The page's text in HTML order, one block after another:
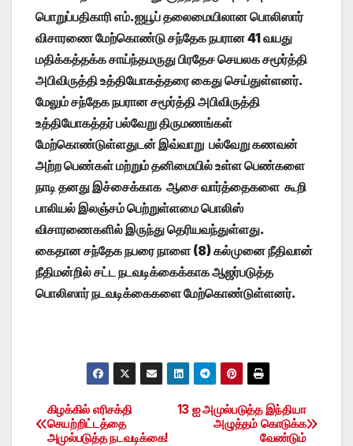
பொறுப்பதிகாரி எம்.ஐயூப் தலைமையிலான பொலிஸார்
விசாரணை மேற்கொண்டு சந்தேக நபரான 41 வயது
மதிக்கத்தக்க சாய்ந்தமருது பிரதேச செயலக சமூர்த்தி
அபிவிருத்தி உத்தியோகத்தரை கைது செய்துள்ளனர்.
மேலும் சந்தேக நபரான சமூர்த்தி அபிவிருத்தி
உத்தியோகத்தர் பல்வேறு திருமணங்கள்
மேற்கொண்டுள்ளதுடன் இவ்வாறு பல்வேறு கணவன்
அற்ற பெண்கள் மற்றும் தனிமையில் உள்ள பெண்களை
நாடி தனது இச்சைக்காக ஆசை வார்த்தைகளை கூறி
பாலியல் இலஞ்சம் பெற்றுள்ளமை பொலிஸ்
விசாரணைகளில் இருந்து தெரியவந்துள்ளது.
கைதான சந்தேக நபரை நாளை (8) கல்முனை நீதிவான்
நீதிமன்றில் சட்ட நடவடிக்கைக்காக ஆஜர்படுத்த
பொலிஸார் நடவடிக்கைகளை மேற்கொண்டுள்ளனர்.
Post
13 ஐ அமுல்படுத்த இந்தியா
அழுத்தம் கொடுக்க
வேண்டும்
கிழக்கில் எரிசக்தி
செயற்றிட்டத்தை
அமுல்படுத்த நடவடிக்கை!